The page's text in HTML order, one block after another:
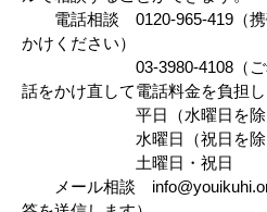
電話相談 0120-965-419（携
かけください）
03-3980-4108（ご希望
話をかけ直して電話料金を負担し
平日（水曜日を除く）
水曜日（祝日を除く）
土曜日・祝日 午前
メール相談